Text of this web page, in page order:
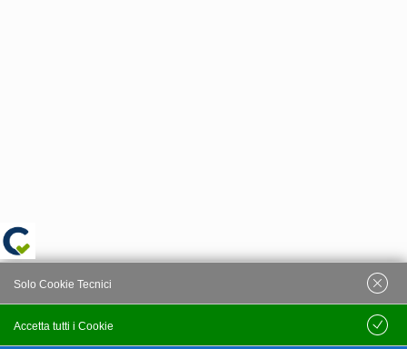
Accetta tutti i Cookie
Solo Cookie Tecnici
Salva